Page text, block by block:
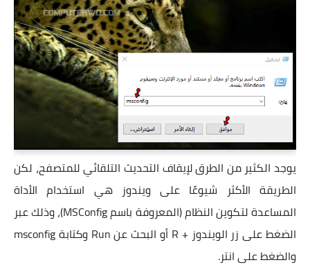
يوجد الكثير من الطرق لإيقاف التحديث التلقائي للمتصفح، لكن
الطريقة الأكثر شيوعًا على ويندوز هي استخدام الأداة
المساعدة لتكوين النظام (المعروفة باسم MSConfig)، وذلك عبر
الضغط على زر الويندوز + R أو البحث عن Run وكتابة msconfig
والضغط على انتر.